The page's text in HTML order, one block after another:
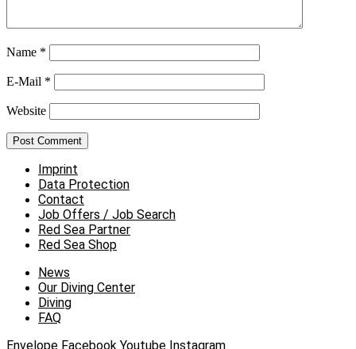
Name *
E-Mail *
Website
Imprint
Data Protection
Contact
Job Offers / Job Search
Red Sea Partner
Red Sea Shop
News
Our Diving Center
Diving
FAQ
Envelope Facebook Youtube Instagram